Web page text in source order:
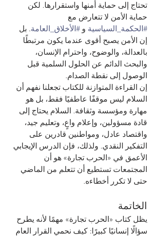
تحتاج إلى حماية أمنها واستقرارها. لكن
حماية الأمن لا تتعارض مع
#الحكمة_السياسية و #الأخلاق_العامة. بل
إن الأمن يصبح أقوى عندما يكون مرتبطًا
بالعدالة، والوضوح، واحترام الإنسان،
والبحث الدائم عن الحلول السلمية قبل
الوصول إلى نقطة الصدام.
إن القراءة المتوازنة للكتاب تجعلنا نفهم أن
السلام ليس موقفًا عاطفيًا فقط، بل هو
مهارة ومؤسسة وثقافة. السلام يحتاج إلى
قادة مسؤولين، وإعلام واعٍ، وتعليم جيد،
واقتصاد عادل، ومواطنين قادرين على
التفكير النقدي. ولذلك، فإن الدرس الإيجابي
الأعمق في «الحرب تجارة» هو أن
المجتمعات تستطيع أن تتعلم من الماضي
حتى لا تكرر أخطاءه.
الخاتمة
يظل كتاب «الحرب تجارة» مهمًا لأنه يطرح
سؤالًا إنسانيًا كبيرًا: كيف نحمي القرار العام